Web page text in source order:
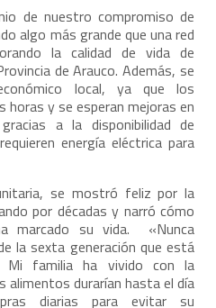
de nuestro compromiso de
algo más grande que una red
la calidad de vida de
de Arauco. Además, se
local, ya que los
horas y se esperan mejoras en
a la disponibilidad de
energía eléctrica para
se mostró feliz por la
por décadas y narró cómo
marcado su vida. «Nunca
la sexta generación que está
Mi familia ha vivido con la
alimentos durarían hasta el día
diarias para evitar su